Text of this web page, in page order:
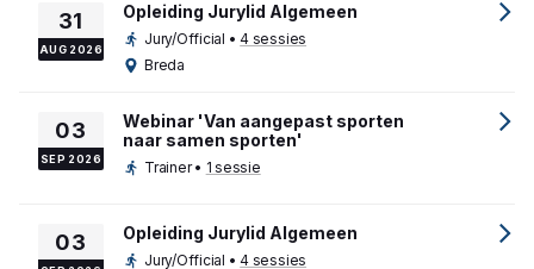
31
AUG 2026
Opleiding Jurylid Algemeen
Jury/Official •4 sessies
Breda
03
SEP 2026
Webinar 'Van aangepast sporten
naar samen sporten'
Trainer • 1 sessie
03 Opleiding Jurylid Algemeen
Jury/Official •4 sessies